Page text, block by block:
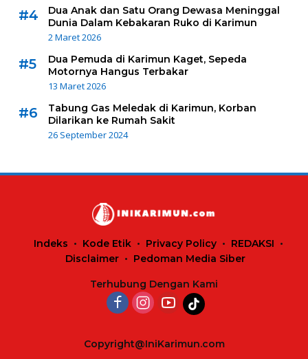
#4
Dua Anak dan Satu Orang Dewasa Meninggal
Dunia Dalam Kebakaran Ruko di Karimun
2 Maret 2026
#5
Dua Pemuda di Karimun Kaget, Sepeda
Motornya Hangus Terbakar
13 Maret 2026
#6
Tabung Gas Meledak di Karimun, Korban
Dilarikan ke Rumah Sakit
26 September 2024
Indeks Kode Etik Privacy Policy
REDAKSI
Disclaimer
Pedoman Media Siber
Terhubung Dengan Kami
Copyright@IniKarimun.com